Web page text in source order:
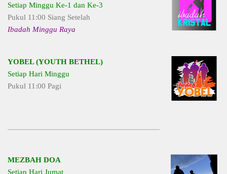
Setiap Minggu Ke-1 dan Ke-3
Pukul 11:00 Siang Setelah
Ibadah Minggu Raya
YOBEL (YOUTH BETHEL)
Setiap Hari Minggu
Pukul 11:00 Pagi
MEZBAH DOA
Setiap Hari Jumat